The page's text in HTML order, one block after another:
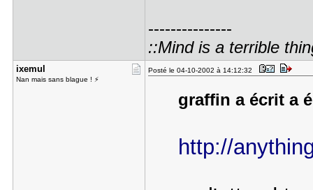
---------------
::Mind is a terrible
ixemul
Nan mais sans blague ! ⚡
Posté le 04-10-2002 à 14:12:32
graffin a écrit a
http://